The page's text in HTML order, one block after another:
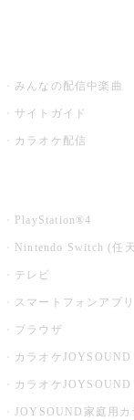
みんなの配信中楽曲
サイトガイド
カラオケ配信
PlayStation®4
Nintendo Switch (任
テレビ
スマートフォンアプリ
ブラウザ
カラオケ
カラオケJOYSOUND
JOYSOUND家庭用カ